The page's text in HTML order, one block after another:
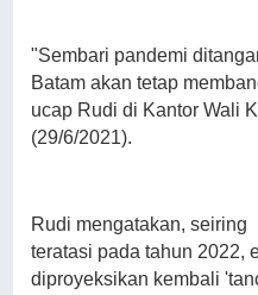
"Sembari pandemi
Batam akan tetap
ucap Rudi di Kantor Wali
(29/6/2021).
Rudi mengatakan,
teratasi pada tahun 2022,
diproyeksikan kembali